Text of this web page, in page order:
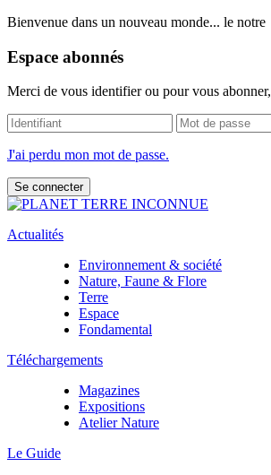
Bienvenue dans un nouveau monde... le notre
Espace abonnés
Merci de vous identifier ou pour vous abonner,
J'ai perdu mon mot de passe.
Actualités
Environnement & société
Nature, Faune & Flore
Terre
Espace
Fondamental
Téléchargements
Magazines
Expositions
Atelier Nature
Le Guide